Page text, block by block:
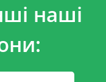
наші